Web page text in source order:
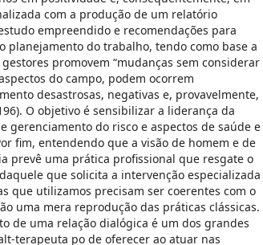
com a produção de um relatório
empreendido e recomendações para
planejamento do trabalho, tendo como base a
promovem “mudanças sem considerar
do campo, podem ocorrem
desastrosas, negativas e, provavelmente,
O objetivo é sensibilizar a liderança da
gerenciamento do risco e aspectos de saúde e
fim, entendendo que a visão de homem e de
prevê uma prática profissional que resgate o
que solicita a intervenção especializada
que utilizamos precisam ser coerentes com o
uma mera reprodução das práticas clássicas.
de uma relação dialógica é um dos grandes
terapeuta po de oferecer ao atuar nas